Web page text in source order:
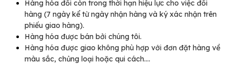
Hàng hóa đổi còn trong thời hạn hiệu lực cho việc đổi
hàng (7 ngày kể từ ngày nhận hàng và ký xác nhận trên
phiếu giao hàng).
Hàng hóa được bán bởi chúng tôi.
Hàng hóa được giao không phù hợp với đơn đặt hàng về
màu sắc, chủng loại hoặc qui cách….